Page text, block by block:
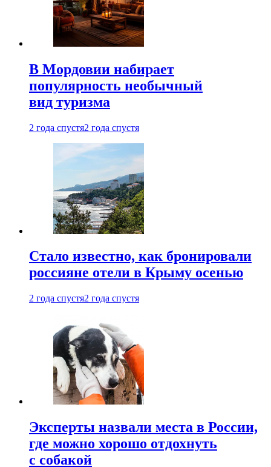
В Мордовии набирает
популярность необычный
вид туризма
2 года спустя2 года спустя
Стало известно, как бронировали
россияне отели в Крыму осенью
2 года спустя2 года спустя
Эксперты назвали места в России,
где можно хорошо отдохнуть
с собакой